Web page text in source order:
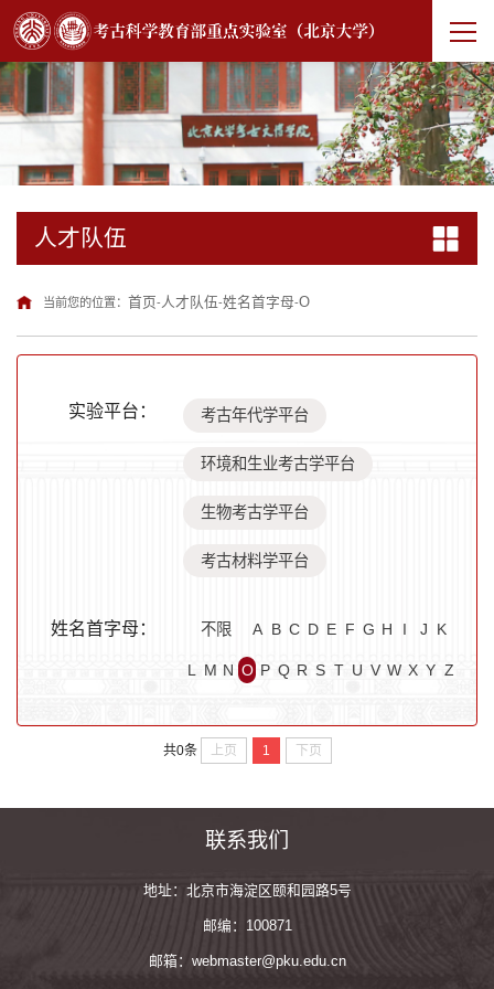
人才队伍
当前您的位置： 首页-人才队伍-姓名首字母-O
实验平台： 考古年代学平台
环境和生业考古学平台
生物考古学平台
考古材料学平台
姓名首字母： 不限 A B C D E F G H I J K
L M N O P Q R S T U V W X Y Z
共0条 上页 1 下页
联系我们
地址：北京市海淀区颐和园路5号
邮编：100871
邮箱：webmaster@pku.edu.cn